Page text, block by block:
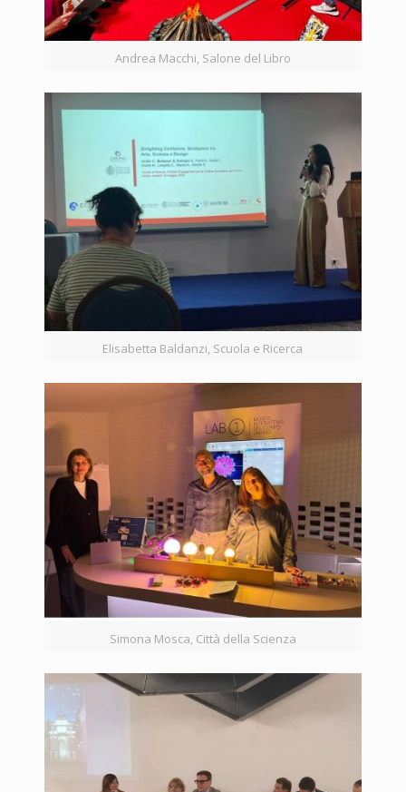
Andrea Macchi, Salone del Libro
Elisabetta Baldanzi, Scuola e Ricerca
Simona Mosca, Città della Scienza